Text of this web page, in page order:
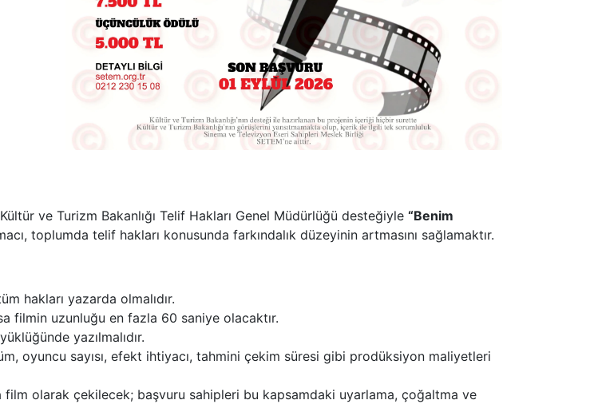
ve Turizm Bakanlığı Telif Hakları Genel Müdürlüğü desteğiyle “Benim
toplumda telif hakları konusunda farkındalık düzeyinin artmasını sağlamaktır.
hakları yazarda olmalıdır.
filmin uzunluğu en fazla 60 saniye olacaktır.
yazılmalıdır.
oyuncu sayısı, efekt ihtiyacı, tahmini çekim süresi gibi prodüksiyon maliyetleri
film olarak çekilecek; başvuru sahipleri bu kapsamdaki uyarlama, çoğaltma ve